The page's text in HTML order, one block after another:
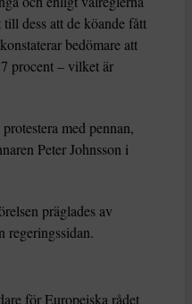
dess att de köande fått
bedömare att
procent – vilket är
med pennan,
Peter Johnsson i
präglades av
regeringssidan.
för Europeiska rådet